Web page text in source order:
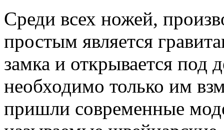
Среди всех ножей,
простым является
замка и открывается под
необходимо только им
пришли современные